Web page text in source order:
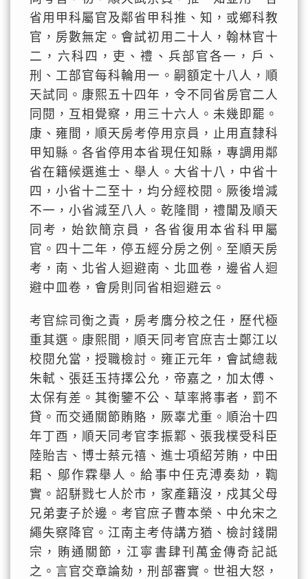
省用甲科屬官及鄰省甲科推、知，或鄉科教
官，房數無定。會試初用二十人，翰林官十
二，六科四，吏、禮、兵部官各一，戶、
刑、工部官每科輪用一。嗣額定十八人，順
天試同。康熙五十四年，令不同省房官二人
同閱，互相覺察，用三十六人。未幾即罷。
康、雍間，順天房考停用京員，止用直隸科
甲知縣。各省停用本省現任知縣，專調用鄰
省在籍候選進士、舉人。大省十八，中省十
四，小省十二至十，均分經校閱。厥後增減
不一，小省減至八人。乾隆間，禮闈及順天
同考，始欽簡京員，各省復用本省科甲屬
官。四十二年，停五經分房之例。至順天房
考，南、北省人迴避南、北皿卷，邊省人迴
避中皿卷，會房則同省相迴避云。
考官綜司衡之責，房考膺分校之任，歷代極
重其選。康熙間，順天同考官庶吉士鄭江以
校閱允當，授職檢討。雍正元年，會試總裁
朱軾、張廷玉持擇公允，帝嘉之，加太傅、
太保有差。其衡鑒不公、草率將事者，罰不
貸。而交通關節賄賂，厥辜尤重。順治十四
年丁酉，順天同考官李振鄴、張我樸受科臣
陸貽吉、博士蔡元禧、進士項紹芳賄，中田
耜、鄔作霖舉人。給事中任克溥奏劾，鞫
實。詔駢戮七人於市，家產籍沒，戍其父母
兄弟妻子於邊。考官庶子曹本榮、中允宋之
繩失察降官。江南主考侍講方猶、檢討錢開
宗，賄通關節，江寧書肆刊萬金傳奇記詆
之。言官交章論劾，刑部審實。世祖大怒，